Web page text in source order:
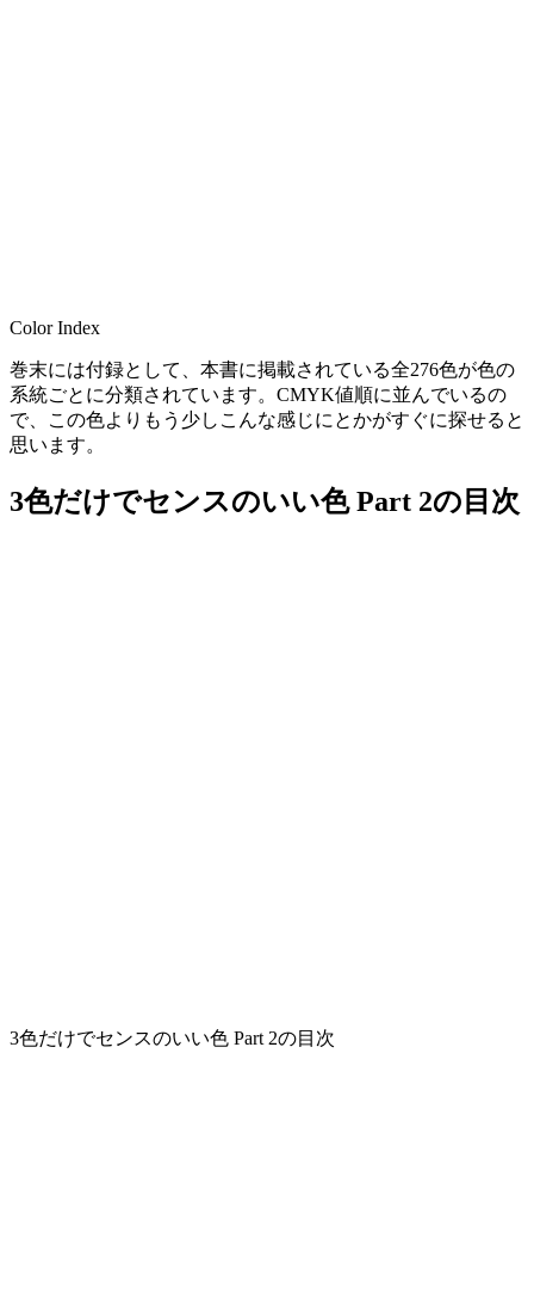
Color Index
巻末には付録として、本書に掲載されている全276色が色の
系統ごとに分類されています。CMYK値順に並んでいるの
で、この色よりもう少しこんな感じにとかがすぐに探せると
思います。
3色だけでセンスのいい色 Part 2の目次
3色だけでセンスのいい色 Part 2の目次